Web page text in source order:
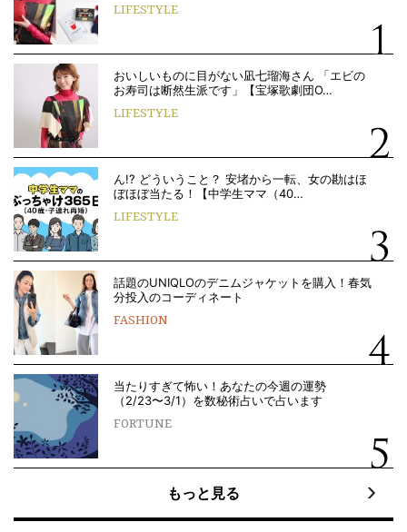
LIFESTYLE
おいしいものに目がない凪七瑠海さん 「エビの
お寿司は断然生派です」【宝塚歌劇団O…
LIFESTYLE
ん!? どういうこと？ 安堵から一転、女の勘はほ
ぼほぼ当たる！【中学生ママ（40…
LIFESTYLE
話題のUNIQLOのデニムジャケットを購入！春気
分投入のコーディネート
FASHION
当たりすぎて怖い！あなたの今週の運勢
（2/23〜3/1）を数秘術占いで占います
FORTUNE
もっと見る